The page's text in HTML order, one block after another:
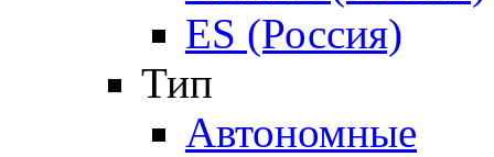
ES (Россия)
Тип
Автономные